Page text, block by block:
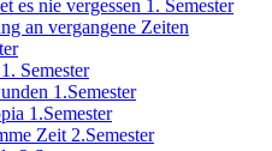
es nie vergessen 1. Semester
an vergangene Zeiten
Semester
1.Semester
1.Semester
Zeit 2.Semester